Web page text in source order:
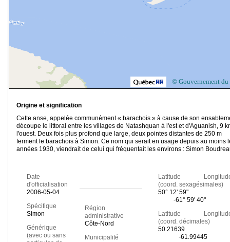
© Gouvernement du
Origine et signification
Cette anse, appelée communément « barachois » à cause de son
découpe le littoral entre les villages de Natashquan à l'est et d'Aguanish, 9
l'ouest. Deux fois plus profond que large, deux pointes distantes de 250 m
ferment le barachois à Simon. Ce nom qui serait en usage depuis au moins
années 1930, viendrait de celui qui fréquentait les environs : Simon
Date
d'officialisation
2006-05-04
Spécifique
Simon
Générique
(avec ou sans
Région
administrative
Côte-Nord
Municipalité
Latitude
(coord. sexagésimales)
50° 12' 59"
-61° 59' 40"
Latitude
(coord. décimales)
50.21639
-61.99445